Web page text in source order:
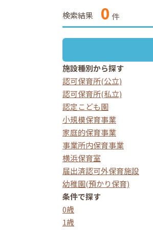
検索結果
0 件
施設種別から探す
認可保育所(公立)
認可保育所(私立)
認定こども園
小規模保育事業
家庭的保育事業
事業所内保育事業
横浜保育室
届出済認可外保育施設
幼稚園(預かり保育)
条件で探す
0歳
1歳